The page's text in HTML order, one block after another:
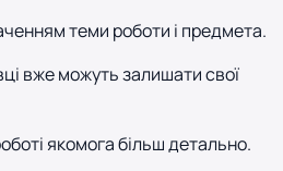
теми роботи і предмета.
вже можуть залишати свої
якомога більш детально.